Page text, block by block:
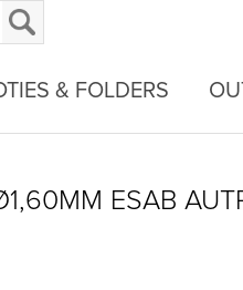
& FOLDERS
ESAB